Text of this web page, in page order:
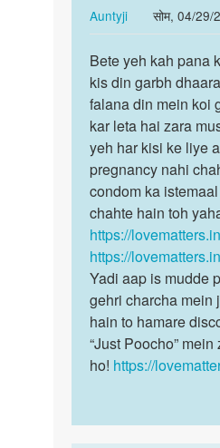
by
Abdul
shaikh
Auntyji
सोम, 04/29/
In
reply
to
periods
ke
14
days
ko
sex…
by
s
Bete
yeh
kah
pana
ki
kaun…
Bete yeh kah pana
kis din garbh
falana din mein koi
kar leta hai zara
yeh har kisi ke liye
pregnancy nahi
condom ka
chahte hain toh
https://
https://
Yadi aap is mudde
gehri charcha mein
hain to hamare
“Just Poocho”
ho! https://